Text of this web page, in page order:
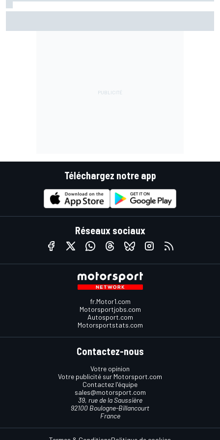
Téléchargez notre app
Réseaux sociaux
fr.Motor1.com
Motorsportjobs.com
Autosport.com
Motorsportstats.com
Contactez-nous
Votre opinion
Votre publicité sur Motorsport.com
Contactez l'équipe
sales@motorsport.com
39, rue de la Saussière
92100 Boulogne-Billancourt
France